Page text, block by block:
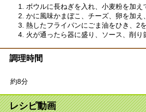
ボウルに長ねぎを入れ、小麦粉を加え
かに風味かまぼこ、チーズ、卵を加え
熱したフライパンにごま油をひき、2
火が通ったら器に盛り、ソース、削り
調理時間
約8分
レシピ動画